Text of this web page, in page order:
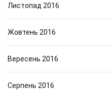
Листопад 2016
Жовтень 2016
Вересень 2016
Серпень 2016